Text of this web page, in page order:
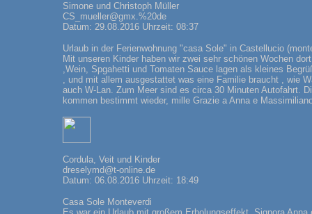
Simone und Christoph Müller
CS_mueller@gmx.%20de
Datum: 29.08.2016 Uhrzeit: 08:37
Urlaub in der Ferienwohnung "casa Sole" in Castellucio
Mit unseren Kinder haben wir zwei sehr schönen Wochen
,Wein, Spgahetti und Tomaten Sauce lagen als kleines
, und mit allem ausgestattet was eine Familie braucht , wie
auch W-Lan. Zum Meer sind es circa 30 Minuten Autofahrt.
kommen bestimmt wieder, mille Grazie a Anna e
Cordula, Veit und Kinder
dreselymd@t-online.de
Datum: 06.08.2016 Uhrzeit: 18:49
Casa Sole Monteverdi